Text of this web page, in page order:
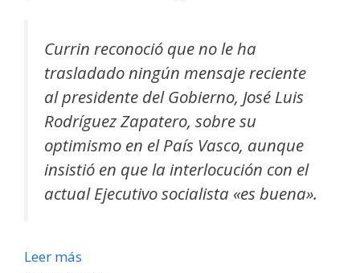
Currin reconoció que no le ha
trasladado ningún mensaje reciente
al presidente del Gobierno, José Luis
Rodríguez Zapatero, sobre su
optimismo en el País Vasco, aunque
insistió en que la interlocución con el
actual Ejecutivo socialista «es buena».
Leer más